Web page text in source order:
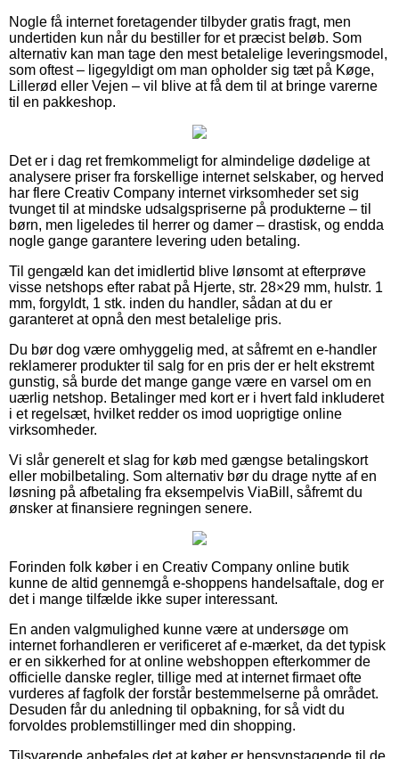
Nogle få internet foretagender tilbyder gratis fragt, men
undertiden kun når du bestiller for et præcist beløb. Som
alternativ kan man tage den mest betalelige leveringsmodel,
som oftest – ligegyldigt om man opholder sig tæt på Køge,
Lillerød eller Vejen – vil blive at få dem til at bringe varerne
til en pakkeshop.
Det er i dag ret fremkommeligt for almindelige dødelige at
analysere priser fra forskellige internet selskaber, og herved
har flere Creativ Company internet virksomheder set sig
tvunget til at mindske udsalgspriserne på produkterne – til
børn, men ligeledes til herrer og damer – drastisk, og endda
nogle gange garantere levering uden betaling.
Til gengæld kan det imidlertid blive lønsomt at efterprøve
visse netshops efter rabat på Hjerte, str. 28×29 mm, hulstr. 1
mm, forgyldt, 1 stk. inden du handler, sådan at du er
garanteret at opnå den mest betalelige pris.
Du bør dog være omhyggelig med, at såfremt en e-handler
reklamerer produkter til salg for en pris der er helt ekstremt
gunstig, så burde det mange gange være en varsel om en
uærlig netshop. Betalinger med kort er i hvert fald inkluderet
i et regelsæt, hvilket redder os imod uoprigtige online
virksomheder.
Vi slår generelt et slag for køb med gængse betalingskort
eller mobilbetaling. Som alternativ bør du drage nytte af en
løsning på afbetaling fra eksempelvis ViaBill, såfremt du
ønsker at finansiere regningen senere.
Forinden folk køber i en Creativ Company online butik
kunne de altid gennemgå e-shoppens handelsaftale, dog er
det i mange tilfælde ikke super interessant.
En anden valgmulighed kunne være at undersøge om
internet forhandleren er verificeret af e-mærket, da det typisk
er en sikkerhed for at online webshoppen efterkommer de
officielle danske regler, tillige med at internet firmaet ofte
vurderes af fagfolk der forstår bestemmelserne på området.
Desuden får du anledning til opbakning, for så vidt du
forvoldes problemstillinger med din shopping.
Tilsvarende anbefales det at køber er hensynstagende til de